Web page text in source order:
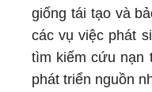
giống tái tạo và
các vụ việc phát
tìm kiếm cứu nạn
phát triển nguồn